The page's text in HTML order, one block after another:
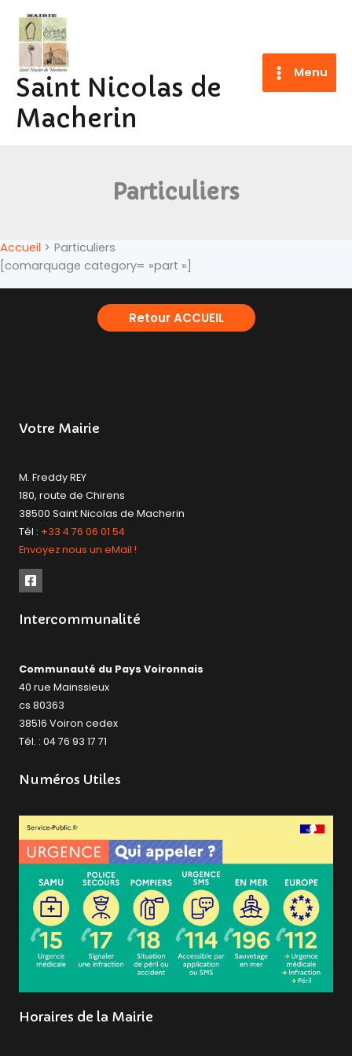
contenu
Saint Nicolas de
Macherin
Menu
Particuliers
Accueil
Particuliers
[comarquage category= »part »]
Retour ACCUEIL
Votre Mairie
M. Freddy REY
180, route de Chirens
38500 Saint Nicolas de Macherin
Tél : +33 4 76 06 01 54
Envoyez nous un eMail !
Intercommunalité
Communauté du Pays Voironnais
40 rue Mainssieux
cs 80363
38516 Voiron cedex
Tél. : 04 76 93 17 71
Numéros Utiles
Horaires de la Mairie